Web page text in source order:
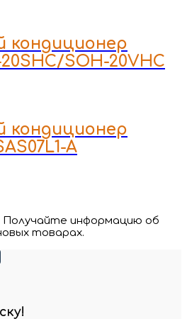
кондиционер
SOH-20VHC
кондиционер
A
Получайте информацию об
товарах.